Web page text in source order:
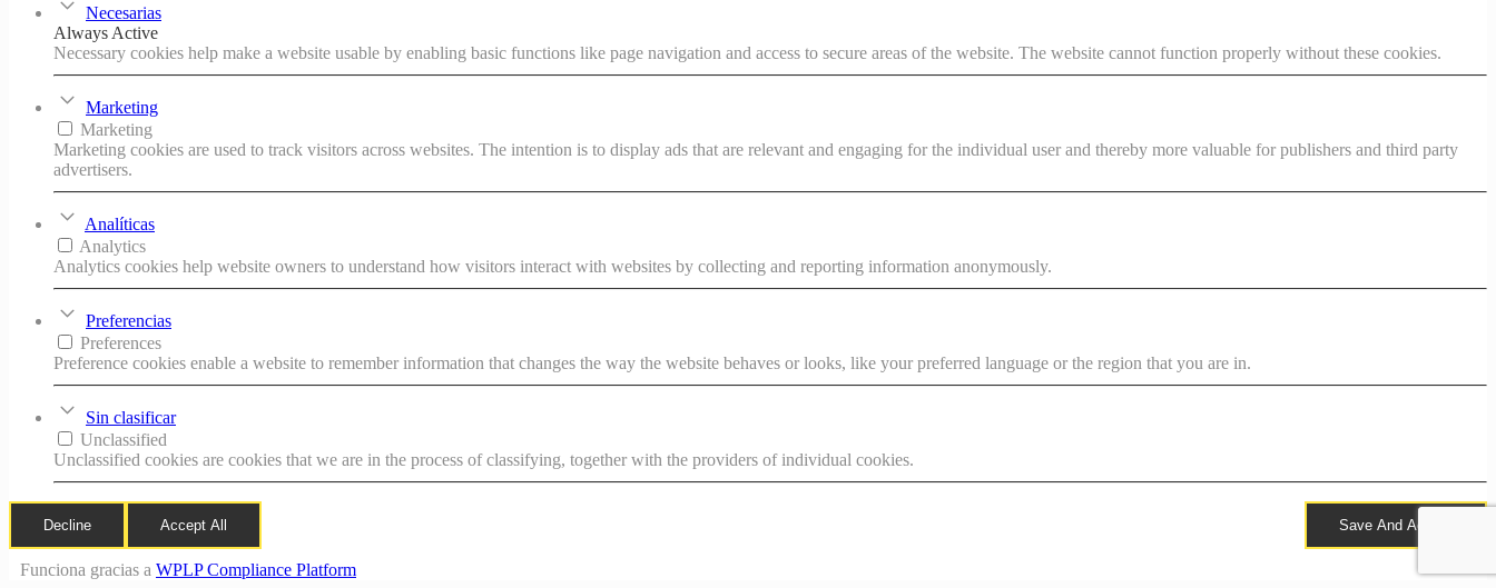
Necesarias
Always Active
Necessary cookies help make a website usable by enabling basic functions like page navigation and access to secure areas of the website. The website cannot function properly without these cookies.
Marketing
Marketing
Marketing cookies are used to track visitors across websites. The intention is to display ads that are relevant and engaging for the individual user and thereby more valuable for publishers and third party
advertisers.
Analíticas
Analytics
Analytics cookies help website owners to understand how visitors interact with websites by collecting and reporting information anonymously.
Preferencias
Preferences
Preference cookies enable a website to remember information that changes the way the website behaves or looks, like your preferred language or the region that you are in.
Sin clasificar
Unclassified
Unclassified cookies are cookies that we are in the process of classifying, together with the providers of individual cookies.
Decline Accept All Save And Accept
Funciona gracias a WPLP Compliance Platform